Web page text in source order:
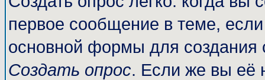
первое сообщение в теме,
основной формы для
Создать опрос. Если же вы её